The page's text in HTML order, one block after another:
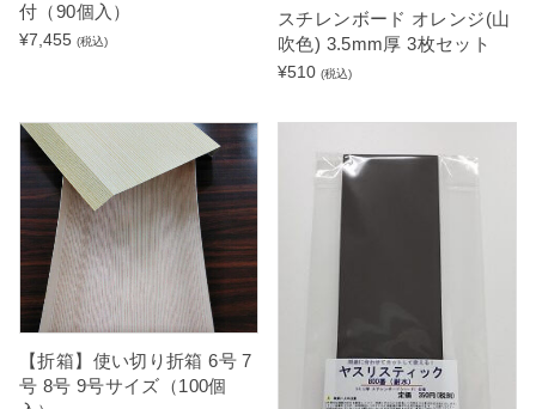
付（90個入）
¥7,455 (税込)
スチレンボード オレンジ(山
吹色) 3.5mm厚 3枚セット
¥510 (税込)
【折箱】使い切り折箱 6号 7
号 8号 9号サイズ（100個